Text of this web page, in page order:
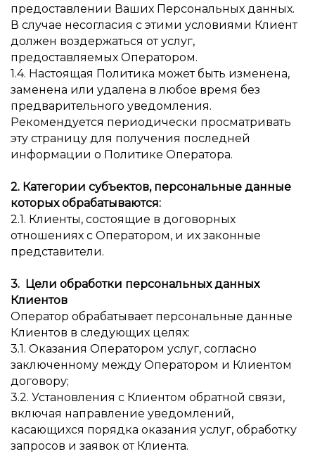
предоставлении Ваших Персональных данных.
В случае несогласия с этими условиями Клиент
должен воздержаться от услуг,
предоставляемых Оператором.
1.4. Настоящая Политика может быть изменена,
заменена или удалена в любое время без
предварительного уведомления.
Рекомендуется периодически просматривать
эту страницу для получения последней
информации о Политике Оператора.
2. Категории субъектов, персональные данные
которых обрабатываются:
2.1. Клиенты, состоящие в договорных
отношениях с Оператором, и их законные
представители.
3. Цели обработки персональных данных
Клиентов
Оператор обрабатывает персональные данные
Клиентов в следующих целях:
3.1. Оказания Оператором услуг, согласно
заключенному между Оператором и Клиентом
договору;
3.2. Установления с Клиентом обратной связи,
включая направление уведомлений,
касающихся порядка оказания услуг, обработку
запросов и заявок от Клиента.